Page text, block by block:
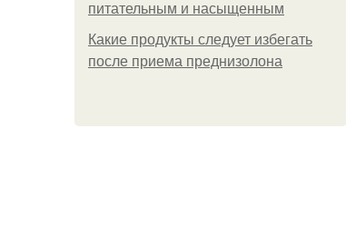
питательным и насыщенным
Какие продукты следует избегать
после приема преднизолона